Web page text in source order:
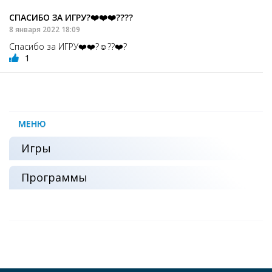
СПАСИБО ЗА ИГРУ?❤️❤️❤️????
8 января 2022 18:09
Спасибо за ИГРУ❤️❤️?☺️??❤️?
1
МЕНЮ
Игры
Программы